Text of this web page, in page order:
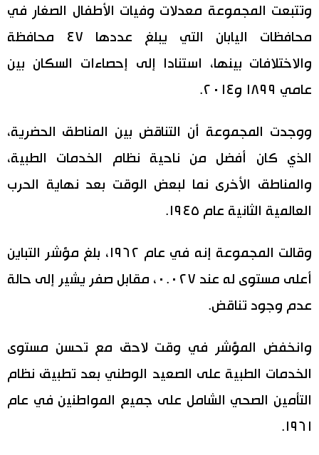
الأقسام
أشخاص
تجارب وآراء
سياسة
اقتصاد
مجتمع
طوكيو
اللغة اليابانية
موسوعة اليابان
هو وهي
المطبخ الياباني
وتتبعت المجموعة معدلات وفيات الأطفال الصغار في
محافظات اليابان التي يبلغ عددها ٤٧ محافظة
والاختلافات بينها، استنادا إلى إحصاءات السكان بين
عامي ١٨٩٩ و٢٠١٤.
ووجدت المجموعة أن التناقض بين المناطق الحضرية،
الذي كان أفضل من ناحية نظام الخدمات الطبية،
والمناطق الأخرى نما لبعض الوقت بعد نهاية الحرب
العالمية الثانية عام ١٩٤٥.
وقالت المجموعة إنه في عام ١٩٦٢، بلغ مؤشر التباين
أعلى مستوى له عند ٠.٠٢٧، مقابل صفر يشير إلى حالة
عدم وجود تناقض.
وانخفض المؤشر في وقت لاحق مع تحسن مستوى
الخدمات الطبية على الصعيد الوطني بعد تطبيق نظام
التأمين الصحي الشامل على جميع المواطنين في عام
١٩٦١.